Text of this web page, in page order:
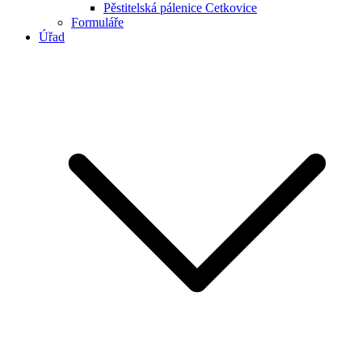
Pěstitelská pálenice Cetkovice
Formuláře
Úřad